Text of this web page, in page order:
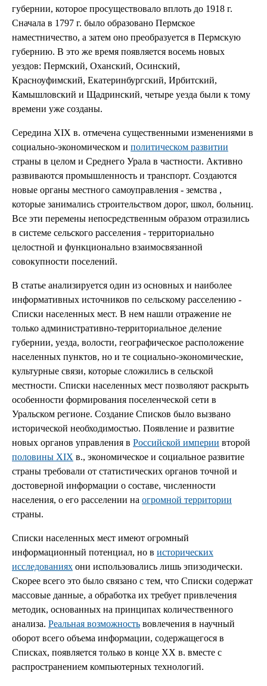
губернии, которое просуществовало вплоть до 1918 г.
Сначала в 1797 г. было образовано Пермское
наместничество, а затем оно преобразуется в Пермскую
губернию. В это же время появляется восемь новых
уездов: Пермский, Оханский, Осинский,
Красноуфимский, Екатеринбургский, Ирбитский,
Камышловский и Щадринский, четыре уезда были к тому
времени уже созданы.
Середина XIX в. отмечена существенными изменениями в
социально-экономическом и политическом развитии
страны в целом и Среднего Урала в частности. Активно
развиваются промышленность и транспорт. Создаются
новые органы местного самоуправления - земства ,
которые занимались строительством дорог, школ, больниц.
Все эти перемены непосредственным образом отразились
в системе сельского расселения - территориально
целостной и функционально взаимосвязанной
совокупности поселений.
В статье анализируется один из основных и наиболее
информативных источников по сельскому расселению -
Списки населенных мест. В нем нашли отражение не
только административно-территориальное деление
губернии, уезда, волости, географическое расположение
населенных пунктов, но и те социально-экономические,
культурные связи, которые сложились в сельской
местности. Списки населенных мест позволяют раскрыть
особенности формирования поселенческой сети в
Уральском регионе. Создание Списков было вызвано
исторической необходимостью. Появление и развитие
новых органов управления в Российской империи второй
половины XIX в., экономическое и социальное развитие
страны требовали от статистических органов точной и
достоверной информации о составе, численности
населения, о его расселении на огромной территории
страны.
Списки населенных мест имеют огромный
информационный потенциал, но в исторических
исследованиях они использовались лишь эпизодически.
Скорее всего это было связано с тем, что Списки содержат
массовые данные, а обработка их требует привлечения
методик, основанных на принципах количественного
анализа. Реальная возможность вовлечения в научный
оборот всего объема информации, содержащегося в
Списках, появляется только в конце XX в. вместе с
распространением компьютерных технологий.